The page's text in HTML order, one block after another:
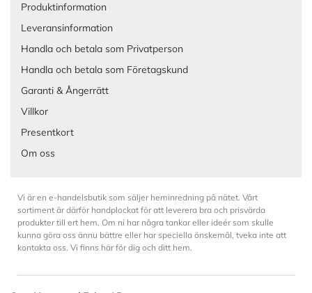
Produktinformation
Leveransinformation
Handla och betala som Privatperson
Handla och betala som Företagskund
Garanti & Ångerrätt
Villkor
Presentkort
Om oss
Vi är en e-handelsbutik som säljer heminredning på nätet. Vårt
sortiment är därför handplockat för att leverera bra och prisvärda
produkter till ert hem. Om ni har några tankar eller ideér som skulle
kunna göra oss ännu bättre eller har speciella önskemål, tveka inte att
kontakta oss. Vi finns här för dig och ditt hem.